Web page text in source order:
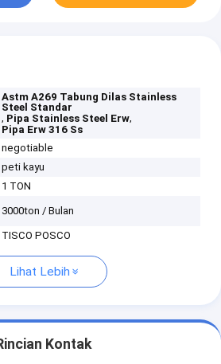
Astm A269 Tabung Dilas Stainless
Steel Standar
, Pipa Stainless Steel Erw,
Pipa Erw 316 Ss
negotiable
peti kayu
1 TON
3000ton / Bulan
TISCO POSCO
Lihat Lebih
Kontak